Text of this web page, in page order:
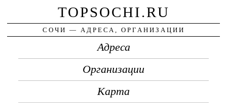
TOPSOCHI.RU
СОЧИ — АДРЕСА, ОРГАНИЗАЦИИ
Адреса
Организации
Карта